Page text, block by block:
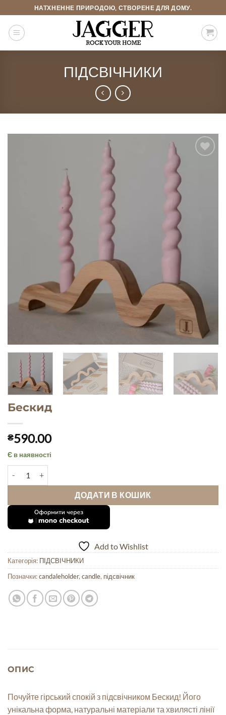
to
content
НАТХНЕННЕ ПРИРОДОЮ, СТВОРЕНЕ ДЛЯ ДОМУ.
ПІДСВІЧНИКИ
Бескид
₴590.00
Є в наявності
ДОДАТИ В КОШИК
Add to Wishlist
Категорія: ПІДСВІЧНИКИ
Позначки:candaleholder, candle, підсвічник
ОПИС
Почуйте гірський спокій з підсвічником Бескид! Його
унікальна форма, натуральні матеріали та хвилясті лінії